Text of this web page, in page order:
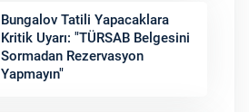
Bungalov Tatili Yapacaklara
Kritik Uyarı: "TÜRSAB Belgesini
Sormadan Rezervasyon
Yapmayın"